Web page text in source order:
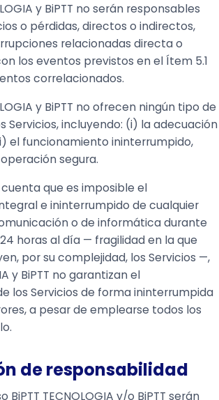
y BiPTT no serán responsables
o pérdidas, directos o indirectos,
relacionadas directa o
los eventos previstos en el Ítem 5.1
correlacionados.
y BiPTT no ofrecen ningún tipo de
Servicios, incluyendo: (i) la adecuación
el funcionamiento ininterrumpido,
segura.
que es imposible el
e ininterrumpido de cualquier
o de informática durante
horas al día — fragilidad en la que
por su complejidad, los Servicios —,
y BiPTT no garantizan el
los Servicios de forma ininterrumpida
a pesar de emplearse todos los
de responsabilidad
BiPTT TECNOLOGIA y/o BiPTT serán